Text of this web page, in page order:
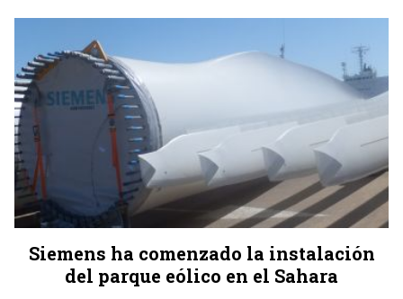
Siemens ha comenzado la instalación
del parque eólico en el Sahara